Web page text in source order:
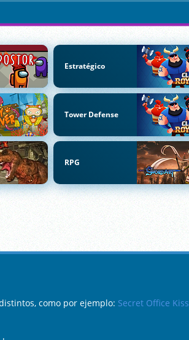
Estratégico
Tower Defense
RPG
como por ejemplo: Secret Office Kiss